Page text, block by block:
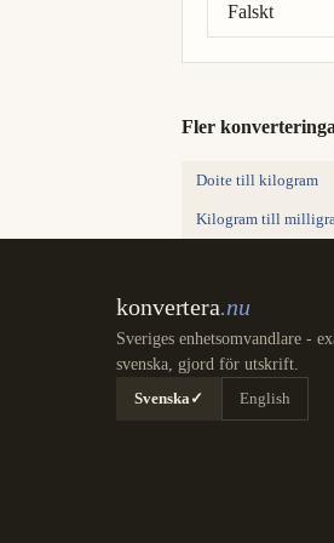
Falskt
Fler
Doite till kilogram
Kilogram till
konvertera.nu
Sveriges enhetsomvandlare -
svenska, gjord för utskrift.
Svenska✓ English